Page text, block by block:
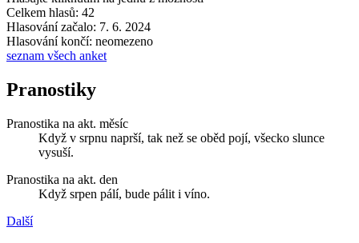
Celkem hlasů: 42
Hlasování začalo: 7. 6. 2024
Hlasování končí: neomezeno
seznam všech anket
Pranostiky
Pranostika na akt. měsíc
Když v srpnu naprší, tak než se oběd pojí, všecko slunce
vysuší.
Pranostika na akt. den
Když srpen pálí, bude pálit i víno.
Další